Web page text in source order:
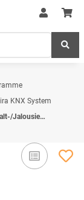
KNX System
Gira 502800 Schalt-/Jalousieaktor 16f/8f 16 A REG Std KNX Secure